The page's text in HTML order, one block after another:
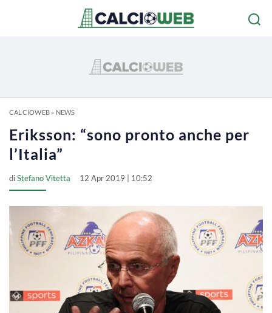
CALCIOWEB» NEWS
Eriksson: “sono pronto anche per
l’Italia”
diStefano Vitetta 12 Apr 2019 | 10:52